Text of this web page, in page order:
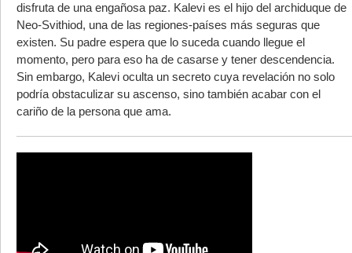
disfruta de una engañosa paz. Kalevi es el hijo del archiduque de
Neo-Svithiod, una de las regiones-países más seguras que
existen. Su padre espera que lo suceda cuando llegue el
momento, pero para eso ha de casarse y tener descendencia.
Sin embargo, Kalevi oculta un secreto cuya revelación no solo
podría obstaculizar su ascenso, sino también acabar con el
cariño de la persona que ama.